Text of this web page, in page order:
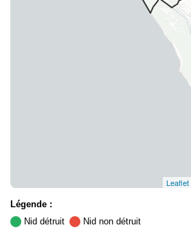
Leaflet
Légende :
Nid détruit
Nid non détruit